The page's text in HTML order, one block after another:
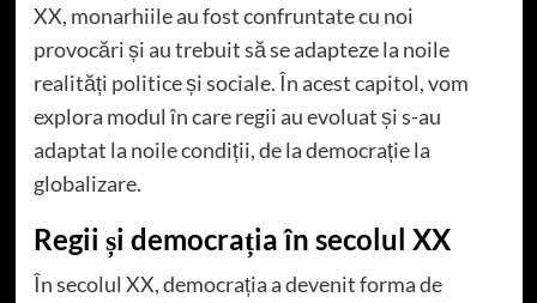
XX, monarhiile au fost confruntate cu noi
provocări și au trebuit să se adapteze la noile
realități politice și sociale. În acest capitol, vom
explora modul în care regii au evoluat și s-au
adaptat la noile condiții, de la democrație la
globalizare.
Regii și democrația în secolul XX
În secolul XX, democrația a devenit forma de